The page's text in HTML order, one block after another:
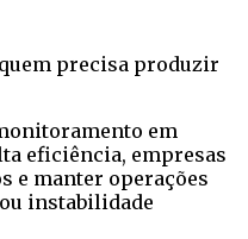
precisa produzir
em
eficiência, empresas
e manter operações
instabilidade